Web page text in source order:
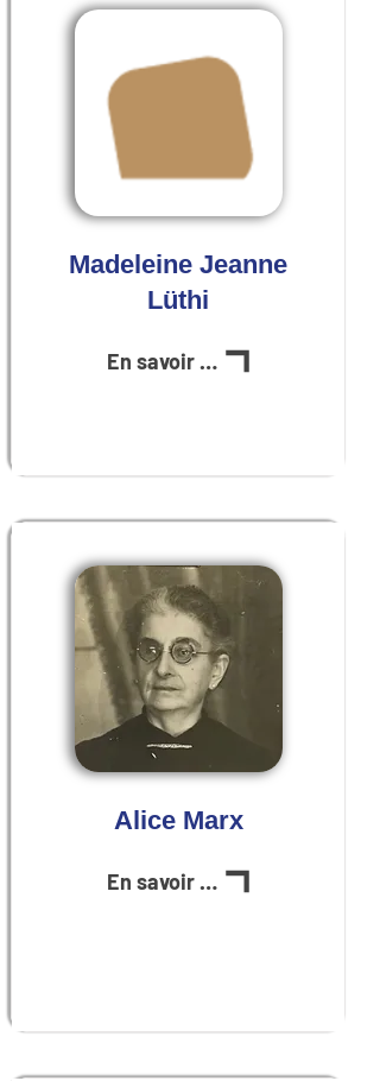
Madeleine Jeanne
Lüthi
En savoir plus
Alice Marx
En savoir plus